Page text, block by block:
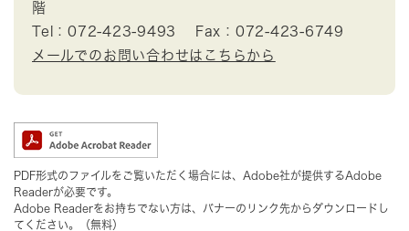
階
Tel：072-423-9493
Fax：072-423-6749
メールでのお問い合わせはこちらから
PDF形式のファイルをご覧いただく場合には、Adobe社が提供するAdobe
Readerが必要です。
Adobe Readerをお持ちでない方は、バナーのリンク先からダウンロードし
てください。（無料）